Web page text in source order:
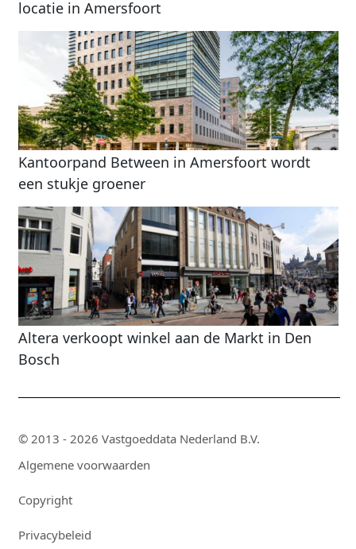
locatie in Amersfoort
Kantoorpand Between in Amersfoort wordt
een stukje groener
Altera verkoopt winkel aan de Markt in Den
Bosch
© 2013 - 2026 Vastgoeddata Nederland B.V.
Algemene voorwaarden
Copyright
Privacybeleid